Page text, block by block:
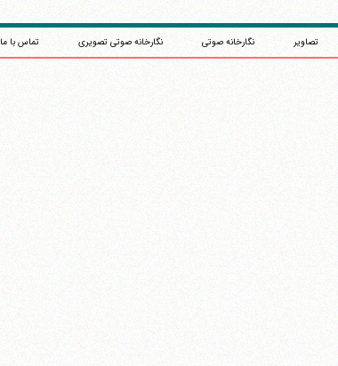
تصاویر نگارخانه صوتی نگارخانه صوتی تصویری تماس با ما